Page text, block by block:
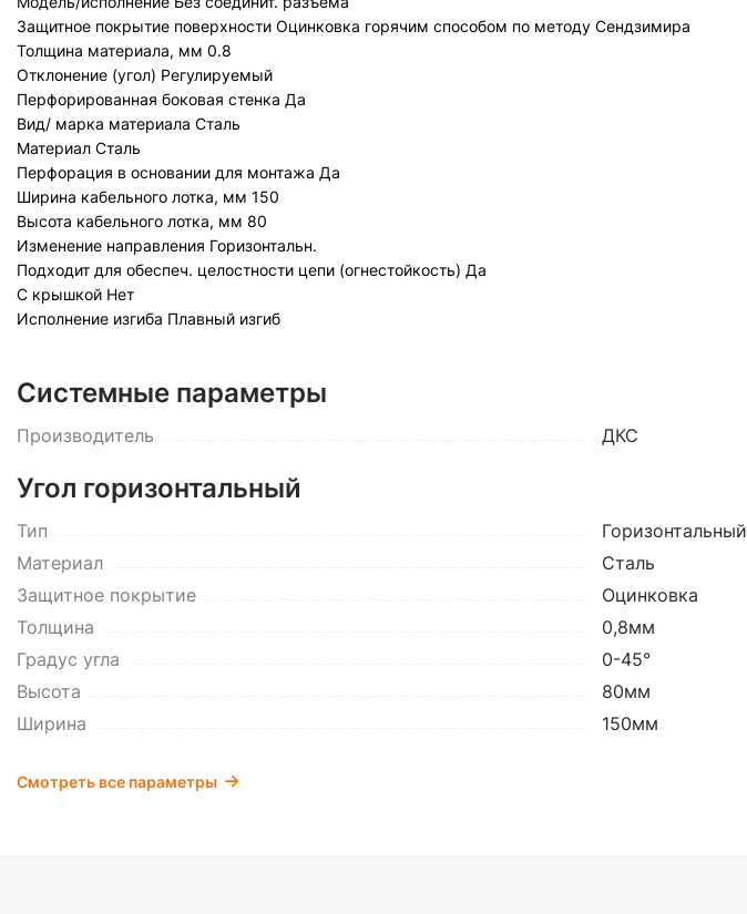
Защитное покрытие поверхности Оцинковка горячим способом по методу Сендзимира
Толщина материала, мм 0.8
Отклонение (угол) Регулируемый
Перфорированная боковая стенка Да
Вид/ марка материала Сталь
Материал Сталь
Перфорация в основании для монтажа Да
Ширина кабельного лотка, мм 150
Высота кабельного лотка, мм 80
Изменение направления Горизонтальн.
Подходит для обеспеч. целостности цепи (огнестойкость) Да
С крышкой Нет
Исполнение изгиба Плавный изгиб
Системные параметры
Производитель ДКС
Угол горизонтальный
Тип
Горизонтальный
Материал
Сталь
Защитное покрытие
Оцинковка
Толщина
0,8мм
Градус угла
0-45°
Высота
80мм
Ширина
150мм
Смотреть все параметры